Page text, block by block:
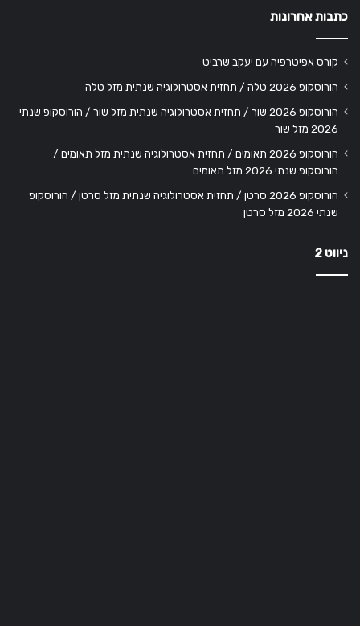
כתבות אחרונות
קורס אפיטרפיה עם יעקב שרביט
הורוסקופ 2026 טלה / תחזית אסטרולוגיה שנתית מזל טלה
הורוסקופ 2026 שור / תחזית אסטרולוגיה שנתית מזל שור / הורוסקופ שנתי
2026 מזל שור
הורוסקופ 2026 תאומים / תחזית אסטרולוגיה שנתית מזל תאומים /
הורוסקופ שנתי 2026 מזל תאומים
הורוסקופ 2026 סרטן / תחזית אסטרולוגיה שנתית מזל סרטן / הורוסקופ
שנתי 2026 מזל סרטן
ניווט 2